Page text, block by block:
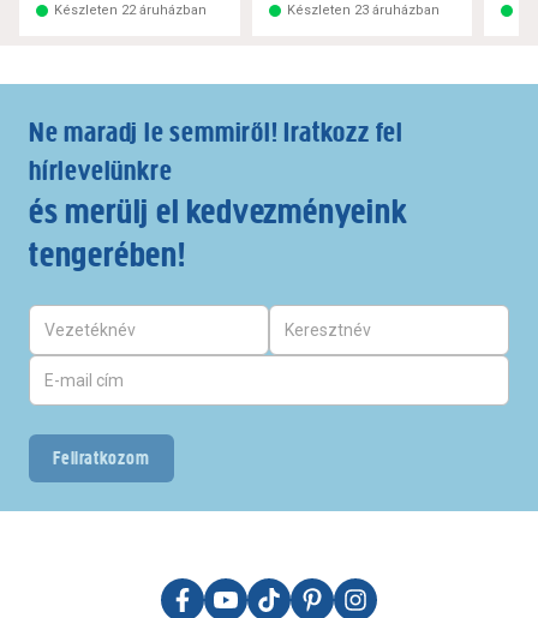
Készleten 22 áruházban
Készleten 23 áruházban
Ne maradj le semmiről! Iratkozz fel
hírlevelünkre
és merülj el kedvezményeink
tengerében!
Feliratkozom